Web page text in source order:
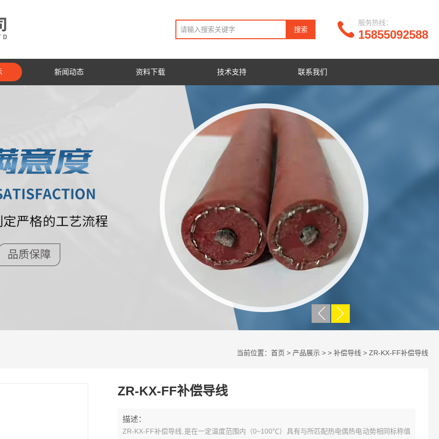
15855092588
服务热线：
新闻动态 资料下载 技术支持 联系我们
当前位置： 首页 > 产品展示 > > 补偿导线 > ZR-KX-FF补偿导线
ZR-KX-FF补偿导线
描述：
ZR-KX-FF补偿导线,是在一定温度范围内（0~100℃）具有与所匹配热电偶热电动势相同标称值